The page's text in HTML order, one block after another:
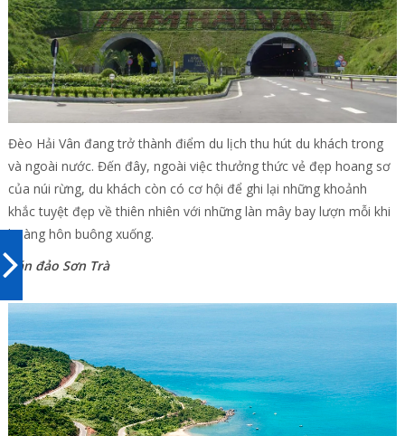
Đèo Hải Vân đang trở thành điểm du lịch thu hút du khách trong
và ngoài nước. Đến đây, ngoài việc thưởng thức vẻ đẹp hoang sơ
của núi rừng, du khách còn có cơ hội để ghi lại những khoảnh
khắc tuyệt đẹp về thiên nhiên với những làn mây bay lượn mỗi khi
hoàng hôn buông xuống.
Bán đảo Sơn Trà